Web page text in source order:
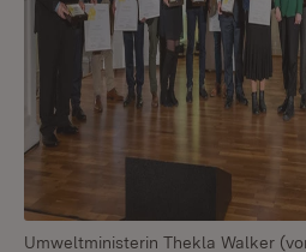
Umweltministerin Thekla Walker